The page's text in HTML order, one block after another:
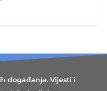
događanja. Vijesti i